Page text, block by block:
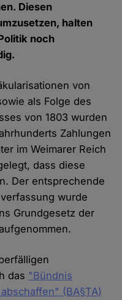
Diesen
halten
noch
von
als Folge des
von 1803 wurden
Zahlungen
im Weimarer Reich
dass diese
Der entsprechende
wurde
Grundgesetz der
das "Bündnis
(BA§TA)